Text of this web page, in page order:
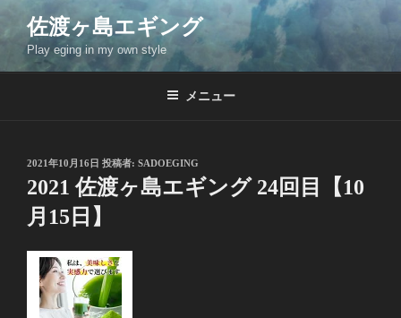
コ
ン
ン
佐渡ヶ島エギング
Play eging in my own style
メニュー
投
稿
日:
2021年10月16日 投稿者: SADOEGING
2021 佐渡ヶ島エギング 24回目【10
月15日】